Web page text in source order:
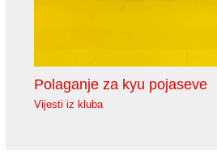
Polaganje za kyu pojaseve
Vijesti iz kluba